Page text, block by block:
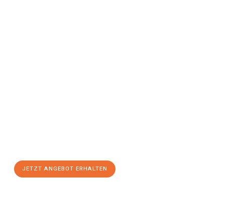
JETZT ANGEBOT ERHALTEN